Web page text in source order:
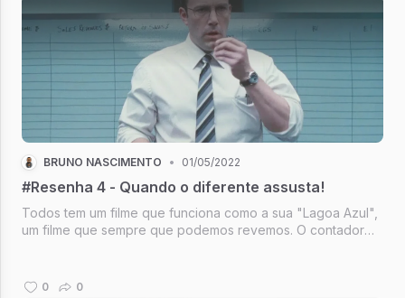
BRUNO NASCIMENTO • 01/05/2022
#Resenha 4 - Quando o diferente assusta!
Todos tem um filme que funciona como a sua "Lagoa Azul",
um filme que sempre que podemos revemos. O contador
0 0